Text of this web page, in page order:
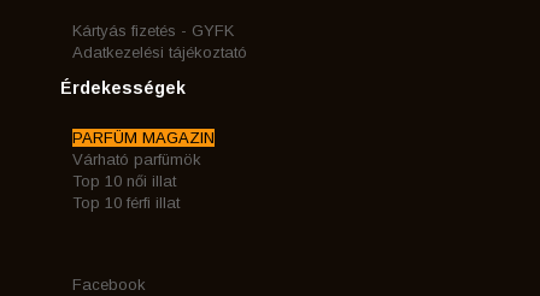
Kártyás fizetés - GYFK
Adatkezelési tájékoztató
Érdekességek
PARFÜM MAGAZIN
Várható parfümök
Top 10 női illat
Top 10 férfi illat
Facebook